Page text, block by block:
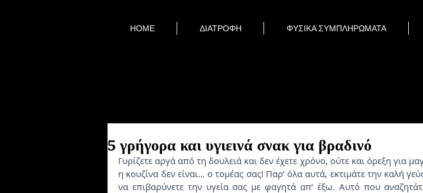
5 γρήγορα και υγιεινά σνακ για βραδινό
Γυρίζετε αργά από τη δουλειά και δεν έχετε χρόνο, ούτε και όρεξη για
η κουζίνα δεν είναι… ο τομέας σας! Παρ’ όλα αυτά, εκτιμάτε την καλή
να επιβαρύνετε την υγεία σας με φαγητά απ’ έξω. Aυτό που
HOME ΔΙΑΤΡΟΦΗ ΦΥΣΙΚΑ ΣΥΜΠΛΗΡΩΜΑΤΑ